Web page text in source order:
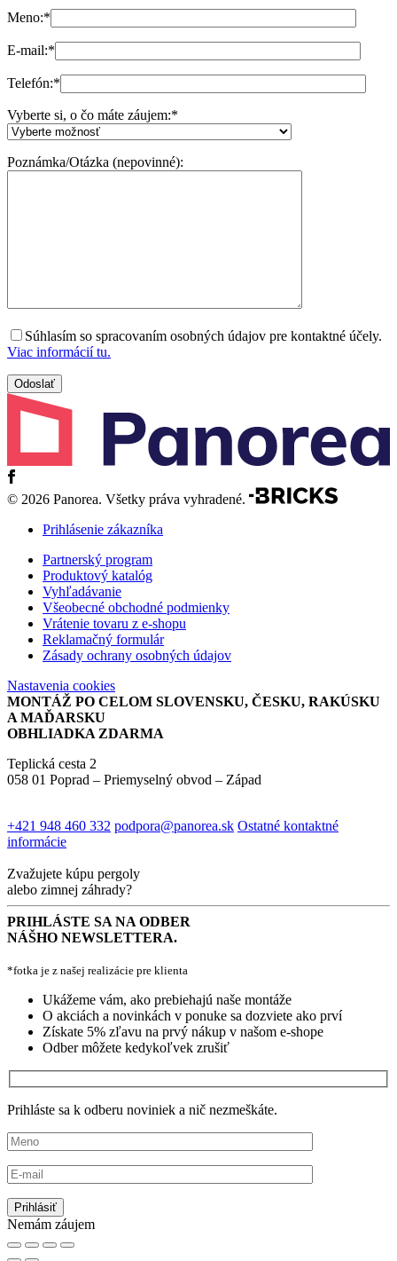
Meno:*
E-mail:*
Telefón:*
Vyberte si, o čo máte záujem:*
Poznámka/Otázka (nepovinné):
Súhlasím so spracovaním osobných údajov pre kontaktné účely.
Viac informácií tu.
© 2026 Panorea. Všetky práva vyhradené.
Prihlásenie zákazníka
Partnerský program
Produktový katalóg
Vyhľadávanie
Všeobecné obchodné podmienky
Vrátenie tovaru z e-shopu
Reklamačný formulár
Zásady ochrany osobných údajov
Nastavenia cookies
MONTÁŽ PO CELOM SLOVENSKU, ČESKU, RAKÚSKU
A MAĎARSKU
OBHLIADKA ZDARMA
Teplická cesta 2
058 01 Poprad – Priemyselný obvod – Západ
+421 948 460 332 podpora@panorea.sk Ostatné kontaktné
informácie
Zvažujete kúpu pergoly
alebo zimnej záhrady?
PRIHLÁSTE SA NA ODBER
NÁŠHO NEWSLETTERA.
*fotka je z našej realizácie pre klienta
Ukážeme vám, ako prebiehajú naše montáže
O akciách a novinkách v ponuke sa dozviete ako prví
Získate 5% zľavu na prvý nákup v našom e-shope
Odber môžete kedykoľvek zrušiť
Prihláste sa k odberu noviniek a nič nezmeškáte.
Nemám záujem